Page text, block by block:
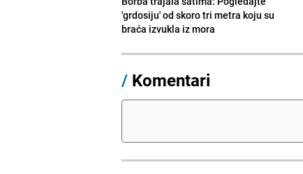
'grdosiju' od skoro tri metra koju su
braća izvukla iz mora
/ Komentari